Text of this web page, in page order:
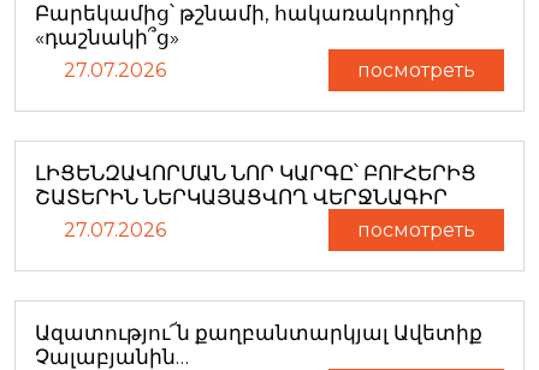
Բարեկամից՝ թշնամի, հակառակորդից՝
«դաշնակի՞ց»
27.07.2026 посмотреть
ԼԻՑԵՆԶԱՎՈՐՄԱՆ ՆՈՐ ԿԱՐԳԸ՝ ԲՈՒՀԵՐԻՑ
ՇԱՏԵՐԻՆ ՆԵՐԿԱՅԱՑՎՈՂ ՎԵՐՋՆԱԳԻՐ
27.07.2026 посмотреть
Ազատությու՜ն քաղբանտարկյալ Ավետիք
Չալաբյանին…